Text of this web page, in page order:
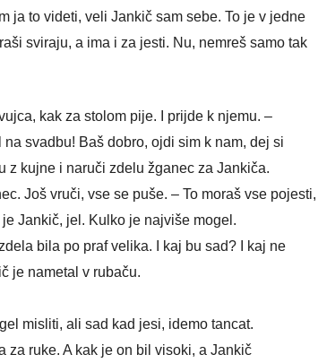
ja to videti, veli Jankič sam sebe. To je v jedne
sviraju, a ima i za jesti. Nu, nemreš samo tak
kak za stolom pije. I prijde k njemu. –
svadbu! Baš dobro, ojdi sim k nam, dej si
z kujne i naruči zdelu žganec za Jankiča.
Još vruči, vse se puše. – To moraš vse pojesti,
Jankič, jel. Kulko je najviše mogel.
bila po praf velika. I kaj bu sad? I kaj ne
je nametal v rubaču.
misliti, ali sad kad jesi, idemo tancat.
za ruke. A kak je on bil visoki, a Jankič